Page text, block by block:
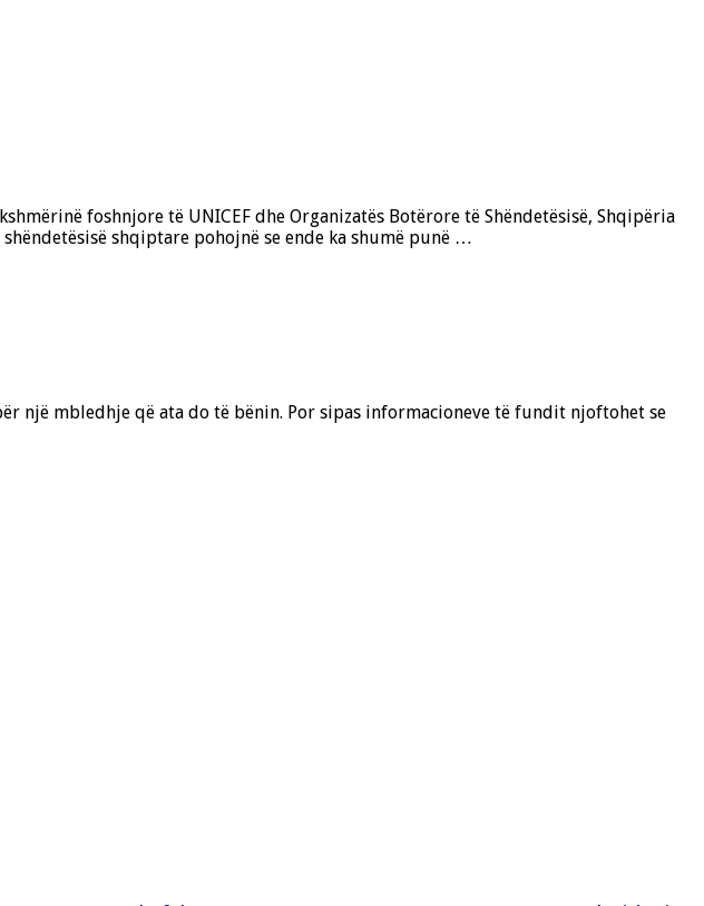
foshnjore të UNICEF dhe Organizatës Botërore të Shëndetësisë, Shqipëria
shqiptare pohojnë se ende ka shumë punë …
një mbledhje që ata do të bënin. Por sipas informacioneve të fundit njoftohet se